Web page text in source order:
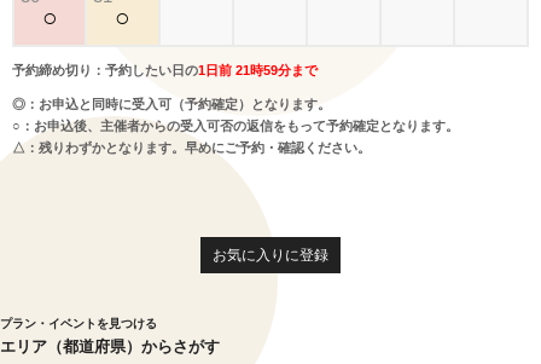
○ ○
予約締め切り：予約したい日の1日前 21時59分まで
◎：お申込と同時に受入可（予約確定）となります。
○：お申込後、主催者からの受入可否の返信をもって予約確定となります。
△：残りわずかとなります。早めにご予約・確認ください。
お気に入りに登録
プラン・イベントを見つける
エリア（都道府県）からさがす